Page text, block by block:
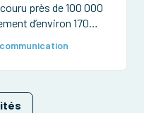
près de 100 000
d’environ 170
ont été